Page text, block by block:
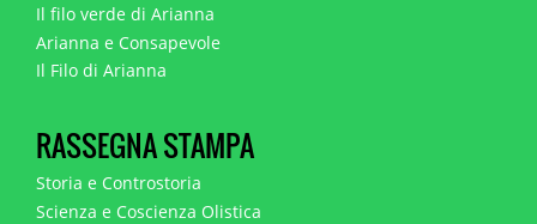
Il filo verde di Arianna
Arianna e Consapevole
Il Filo di Arianna
RASSEGNA STAMPA
Storia e Controstoria
Scienza e Coscienza Olistica